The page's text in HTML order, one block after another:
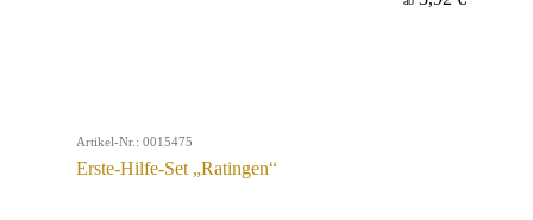
Artikel-Nr.: 0015475
Erste-Hilfe-Set „Ratingen“